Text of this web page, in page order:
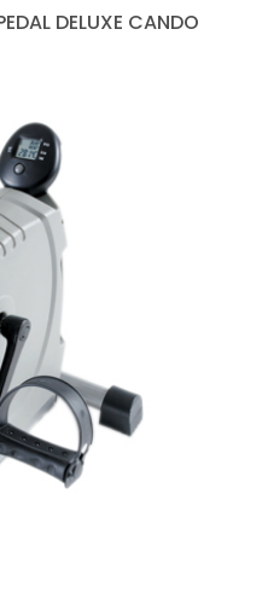
DELUXE CANDO